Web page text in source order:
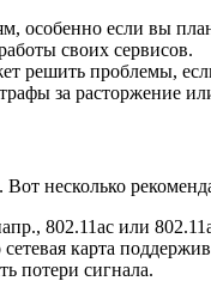
особенно если вы
своих сервисов.
решить проблемы,
за расторжение
несколько
802.11ac или
карта
потери сигнала.